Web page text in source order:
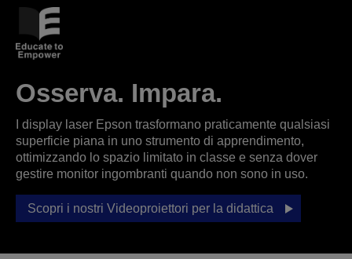
Osserva. Impara.
I display laser Epson trasformano praticamente qualsiasi
superficie piana in uno strumento di apprendimento,
ottimizzando lo spazio limitato in classe e senza dover
gestire monitor ingombranti quando non sono in uso.
Scopri i nostri Videoproiettori per la didattica